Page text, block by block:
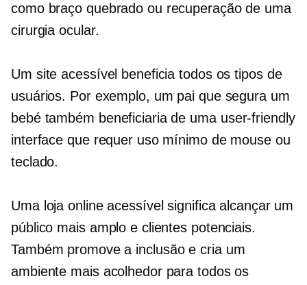
como braço quebrado ou recuperação de uma
cirurgia ocular.
Um site acessível beneficia todos os tipos de
usuários. Por exemplo, um pai que segura um
bebé também beneficiaria de uma user-friendly
interface que requer uso mínimo de mouse ou
teclado.
Uma loja online acessível significa alcançar um
público mais amplo e clientes potenciais.
Também promove a inclusão e cria um
ambiente mais acolhedor para todos os